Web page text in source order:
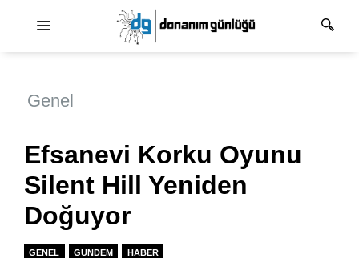
Genel
Efsanevi Korku Oyunu
Silent Hill Yeniden
Doğuyor
GENEL GUNDEM HABER